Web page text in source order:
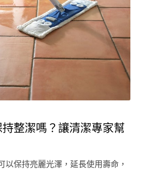
整潔嗎？讓清潔專家幫
以保持亮麗光澤，延長使用壽命，